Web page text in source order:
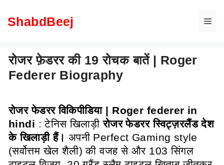
toShabdBeej
रोजर फ़ेडरर की 19 रोचक बातें | Roger
Federer Biography
रोजर फेडरर विकिपीडिया | Roger federer in
hindi :टेनिस खिलाड़ी रोजर फेडरर स्विट्ज़रलैंड देश
के खिलाड़ी हैं। अपनी Perfect Gaming style
(सर्वोत्तम खेल शैली) की वजह से और 103 सिंगल